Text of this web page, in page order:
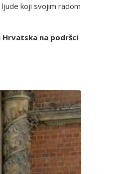
koji svojim radom
Hrvatska na podršci